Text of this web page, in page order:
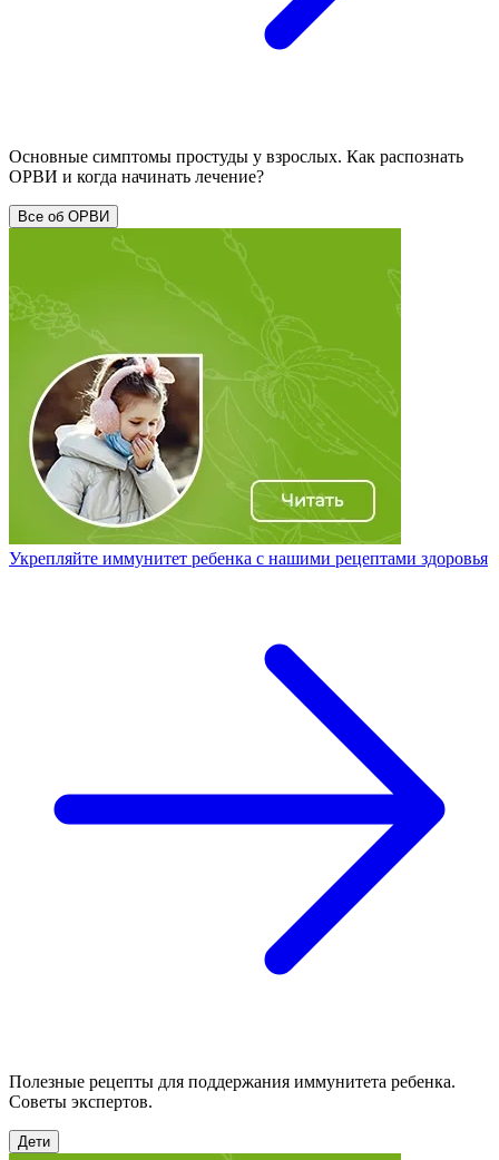
Основные симптомы простуды у взрослых. Как распознать
ОРВИ и когда начинать лечение?
Все об ОРВИ
Укрепляйте иммунитет ребенка с нашими рецептами здоровья
Полезные рецепты для поддержания иммунитета ребенка.
Советы экспертов.
Дети